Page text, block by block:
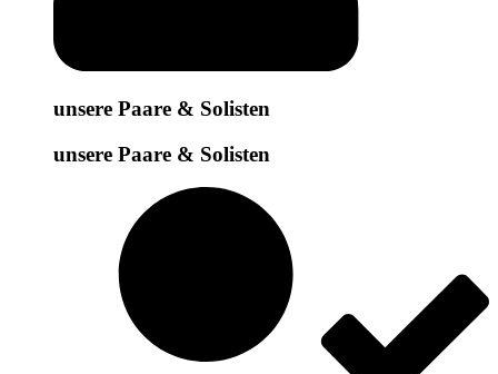
unsere Paare & Solisten
unsere Paare & Solisten